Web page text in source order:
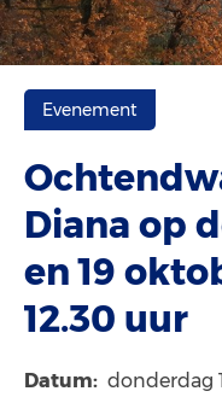
Evenement
Diana op
en 19
12.30 uur
Datum: donderdag